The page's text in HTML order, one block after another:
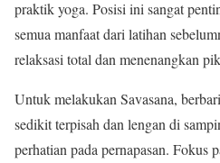
praktik yoga. Posisi ini sangat
semua manfaat dari latihan
relaksasi total dan menenangkan
Untuk melakukan Savasana,
sedikit terpisah dan lengan di
perhatian pada pernapasan. Fokus